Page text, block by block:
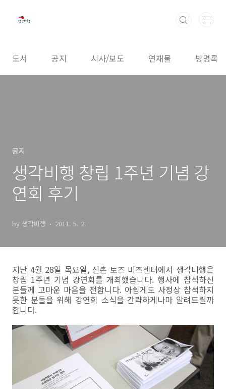
도서 공지 시사/보도 연재물 방명록
공지
생각비행 창립 1주년 기념 강
연회 후기
by 생각비행 2011. 5. 2.
지난 4월 28일 목요일, 신촌 토즈 비즈센터에서 생각비행은
창립 1주년 기념 강연회를 개최했습니다. 행사에 참석하신
분들께 고마운 마음을 전합니다. 아쉽게도 사정상 참석하지
못한 분들을 위해 강연회 소식을 간략하게나마 알려드릴까
합니다.